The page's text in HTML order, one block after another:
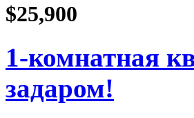
$25,900
1-комнатная
задаром!